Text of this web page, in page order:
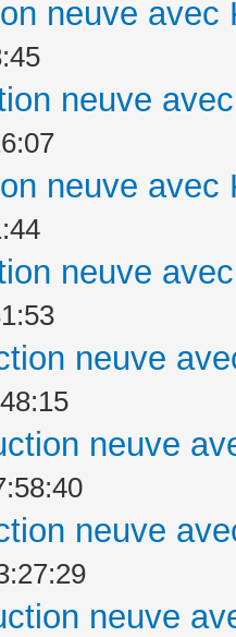
neuve avec
neuve
neuve avec
neuve
neuve
neuve
neuve
neuve